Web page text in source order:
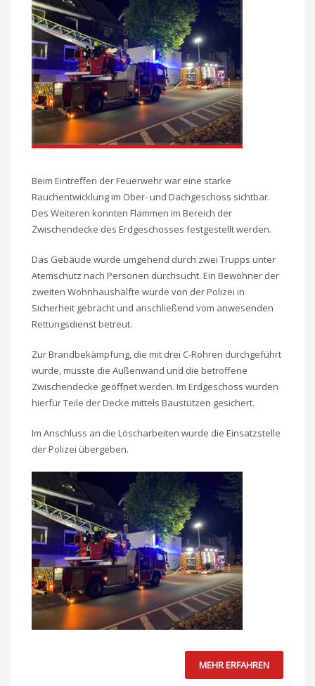
Beim Eintreffen der Feuerwehr war eine starke
Rauchentwicklung im Ober- und Dachgeschoss sichtbar.
Des Weiteren konnten Flammen im Bereich der
Zwischendecke des Erdgeschosses festgestellt werden.
Das Gebäude wurde umgehend durch zwei Trupps unter
Atemschutz nach Personen durchsucht. Ein Bewohner der
zweiten Wohnhaushälfte wurde von der Polizei in
Sicherheit gebracht und anschließend vom anwesenden
Rettungsdienst betreut.
Zur Brandbekämpfung, die mit drei C-Rohren durchgeführt
wurde, musste die Außenwand und die betroffene
Zwischendecke geöffnet werden. Im Erdgeschoss wurden
hierfür Teile der Decke mittels Baustützen gesichert.
Im Anschluss an die Löscharbeiten wurde die Einsatzstelle
der Polizei übergeben.
MEHR ERFAHREN